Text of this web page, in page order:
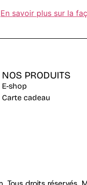
En savoir plus sur la
NOS PRODUITS
E-shop
Carte cadeau